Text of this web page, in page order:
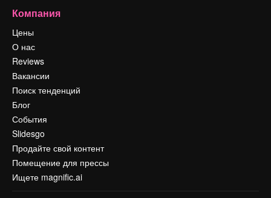
Компания
Цены
О нас
Reviews
Вакансии
Поиск тенденций
Блог
События
Slidesgo
Продайте свой контент
Помещение для прессы
Ищете magnific.ai